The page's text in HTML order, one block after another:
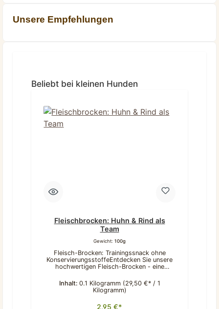
Unsere Empfehlungen
Produktgalerie überspringen
Beliebt bei kleinen Hunden
Fleischbrocken: Huhn & Rind als
Team
Gewicht: 100g
Fleisch-Brocken: Trainingssnack ohne
KonservierungsstoffeEntdecken Sie unsere
hochwertigen Fleisch-Brocken - eine
Hühner- und Rindfleisch, die von Hunden
immer gerne angenommen wird. Durch
unsere sorgfältige Verarbeitung entstehen
Inhalt: 0.1 Kilogramm (29,50 €* / 1
Kilogramm)
2,95 €*